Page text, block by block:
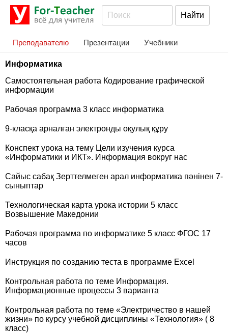
Преподавателю Презентации Учебники
Информатика
Самостоятельная работа Кодирование графической
информации
Рабочая программа 3 класс информатика
9-класқа арналған электронды оқулық құру
Конспект урока на тему Цели изучения курса
«Информатики и ИКТ». Информация вокруг нас
Сайыс сабақ Зерттелмеген арал информатика пәнінен 7-
сыныптар
Технологическая карта урока истории 5 класс
Возвышение Македонии
Рабочая программа по информатике 5 класс ФГОС 17
часов
Инструкция по созданию теста в программе Excel
Контрольная работа по теме Информация.
Информационные процессы 3 варианта
Контрольная работа по теме «Электричество в нашей
жизни» по курсу учебной дисциплины «Технология» ( 8
класс)